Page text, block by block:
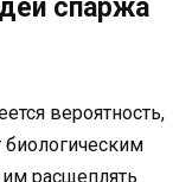
спаржа
вероятность,
расщеплять